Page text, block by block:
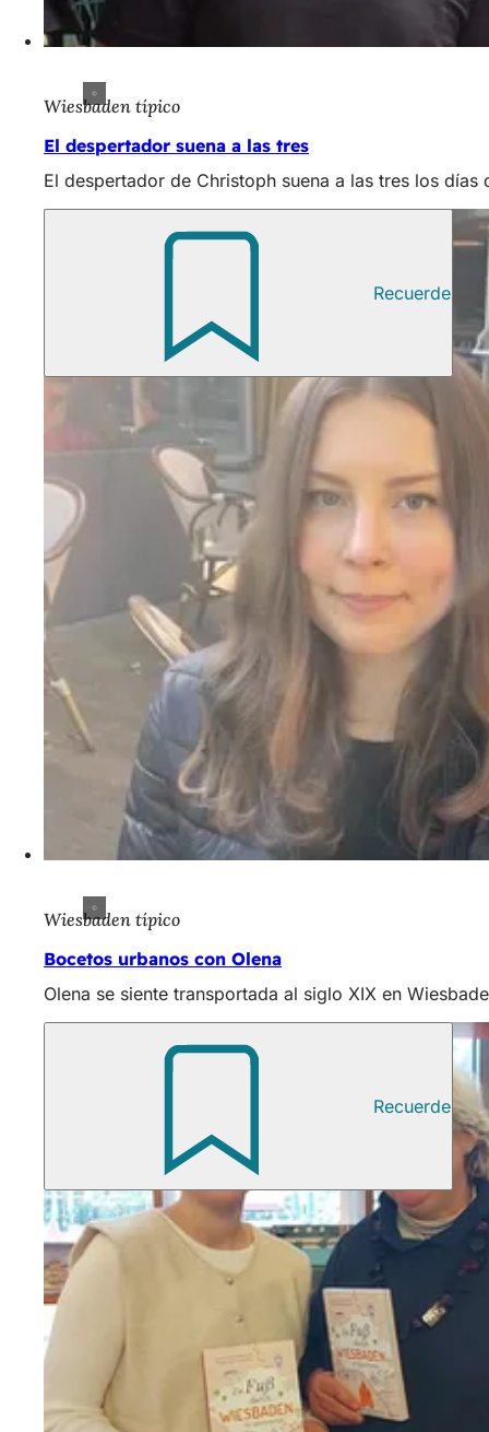
Wiesbaden típico
El despertador suena a las tres
El despertador de Christoph suena a las tres los
Recuerde
Wiesbaden típico
Bocetos urbanos con Olena
Olena se siente transportada al siglo XIX en
Recuerde